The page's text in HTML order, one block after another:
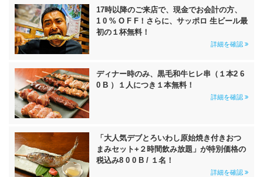
17時以降のご来店で、現金でお会計の方、
1 0 % O F F！さらに、サッポロ 生ビール最
初の１杯無料！
詳細を確認
ディナー時のみ、黒毛和牛ヒレ串（１本2 6
0 B ）１人につき１本無料！
詳細を確認
「大人気デブとろいわし原始焼き付きおつ
まみセット+２時間飲み放題」が特別価格の
税込み8 0 0 B / １名！
詳細を確認